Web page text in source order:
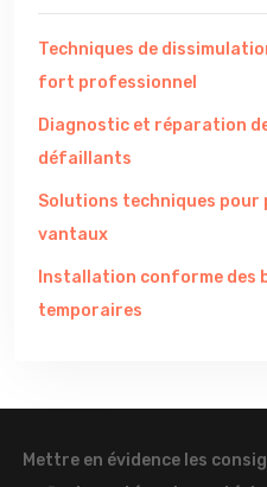
Techniques de
fort professionnel
Diagnostic et réparation
défaillants
Solutions techniques
vantaux
Installation conforme des
temporaires
Mettre en évidence les